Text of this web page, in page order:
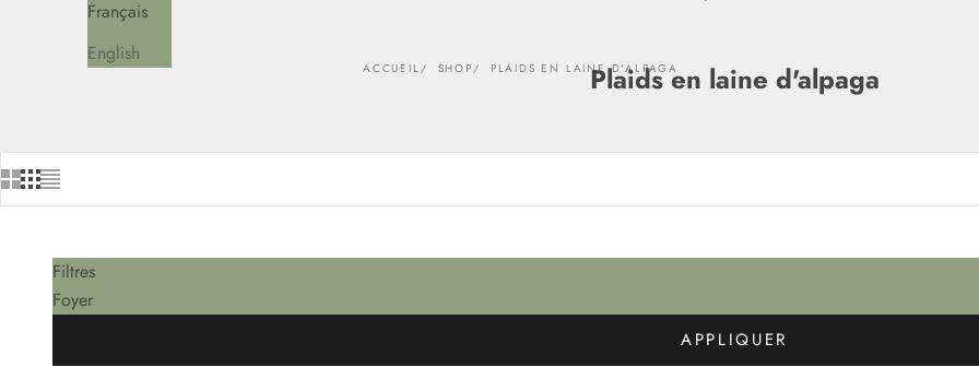
Français
English
ACCUEIL SHOP PLAIDS EN LAINE D'ALPAGAPlaids en laine d'alpaga
Filtres
Foyer
APPLIQUER